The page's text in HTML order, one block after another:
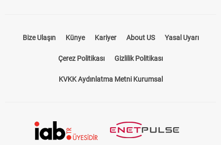
Bize Ulaşın Künye Kariyer About US Yasal Uyarı
Çerez Politikası Gizlilik Politikası
KVKK Aydınlatma Metni Kurumsal